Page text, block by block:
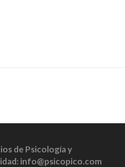
de Psicología y
info@psicopico.com